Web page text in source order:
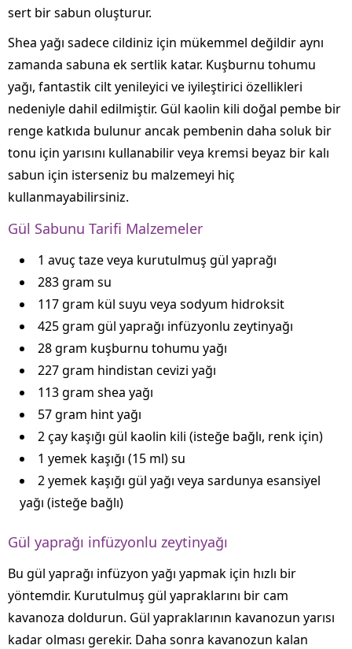
sert bir sabun oluşturur.
Shea yağı sadece cildiniz için mükemmel değildir aynı
zamanda sabuna ek sertlik katar. Kuşburnu tohumu
yağı, fantastik cilt yenileyici ve iyileştirici özellikleri
nedeniyle dahil edilmiştir. Gül kaolin kili doğal pembe bir
renge katkıda bulunur ancak pembenin daha soluk bir
tonu için yarısını kullanabilir veya kremsi beyaz bir kalı
sabun için isterseniz bu malzemeyi hiç
kullanmayabilirsiniz.
Gül Sabunu Tarifi Malzemeler
1 avuç taze veya kurutulmuş gül yaprağı
283 gram su
117 gram kül suyu veya sodyum hidroksit
425 gram gül yaprağı infüzyonlu zeytinyağı
28 gram kuşburnu tohumu yağı
227 gram hindistan cevizi yağı
113 gram shea yağı
57 gram hint yağı
2 çay kaşığı gül kaolin kili (isteğe bağlı, renk için)
1 yemek kaşığı (15 ml) su
2 yemek kaşığı gül yağı veya sardunya esansiyel
yağı (isteğe bağlı)
Gül yaprağı infüzyonlu zeytinyağı
Bu gül yaprağı infüzyon yağı yapmak için hızlı bir
yöntemdir. Kurutulmuş gül yapraklarını bir cam
kavanoza doldurun. Gül yapraklarının kavanozun yarısı
kadar olması gerekir. Daha sonra kavanozun kalan